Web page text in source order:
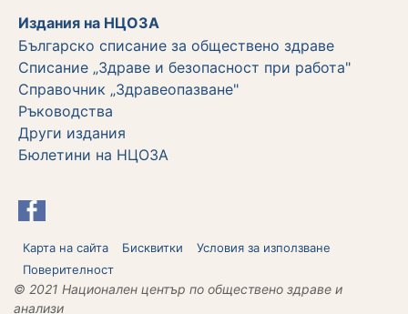
Издания на НЦОЗА
Българско списание за обществено здраве
Списание „Здраве и безопасност при работа"
Справочник „Здравеопазване"
Ръководства
Други издания
Бюлетини на НЦОЗА
Карта на сайта Бисквитки
Условия за използване
Поверителност
© 2021 Национален център по обществено здраве и
анализи